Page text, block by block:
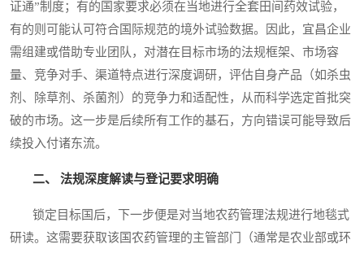
证通”制度；有的国家要求必须在当地进行全套田间药效试验，
有的则可能认可符合国际规范的境外试验数据。因此，宜昌企业
需组建或借助专业团队，对潜在目标市场的法规框架、市场容
量、竞争对手、渠道特点进行深度调研，评估自身产品（如杀虫
剂、除草剂、杀菌剂）的竞争力和适配性，从而科学选定首批突
破的市场。这一步是后续所有工作的基石，方向错误可能导致后
续投入付诸东流。
二、 法规深度解读与登记要求明确
锁定目标国后，下一步便是对当地农药管理法规进行地毯式
研读。这需要获取该国农药管理的主管部门（通常是农业部或环